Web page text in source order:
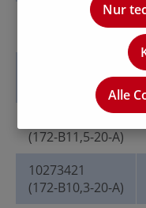
(172-B11,8-20-A)
(172-B11,5-20-A)
10273421
(172-B10,3-20-A)
Nur
Alle